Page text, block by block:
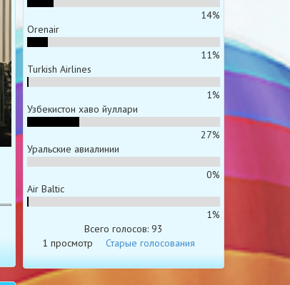
14%
Orenair
11%
Turkish Airlines
1%
Узбекистон хаво йуллари
27%
Уральские авиалинии
0%
Air Baltic
1%
Всего голосов: 93
1 просмотр
Старые голосования